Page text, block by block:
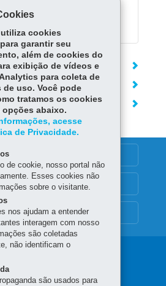
de matrícula no ensino
cookies
garantir seu
além de cookies do
exibição de vídeos e
para coleta de
uso. Você pode
tratamos os cookies
opções abaixo.
acesse
de Privacidade.
de cookie, nosso portal não
Esses cookies não
sobre o visitante.
nos ajudam a entender
interagem com nosso
são coletadas
não identificam o
são usados para